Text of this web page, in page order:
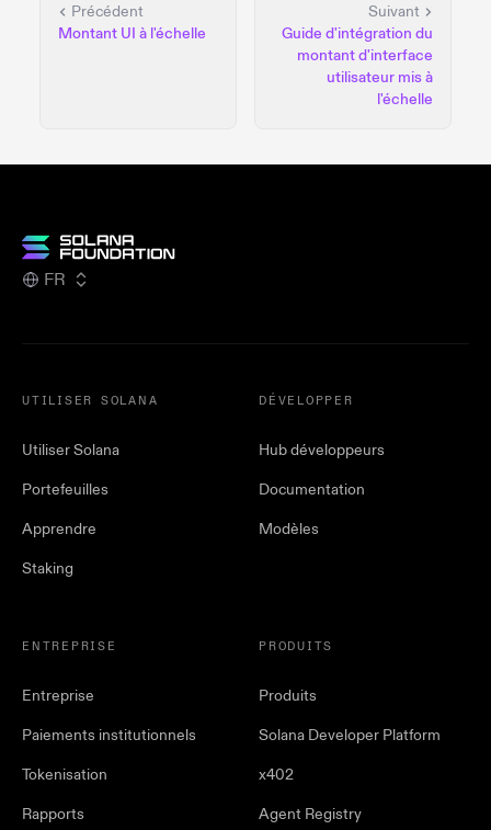
Précédent
Montant UI à l'échelle
Suivant
Guide d'intégration du
montant d'interface
utilisateur mis à
l'échelle
FR
UTILISER SOLANA
Utiliser Solana
Portefeuilles
Apprendre
Staking
DÉVELOPPER
Hub développeurs
Documentation
Modèles
ENTREPRISE
Entreprise
Paiements institutionnels
Tokenisation
Rapports
PRODUITS
Produits
Solana Developer Platform
x402
Agent Registry